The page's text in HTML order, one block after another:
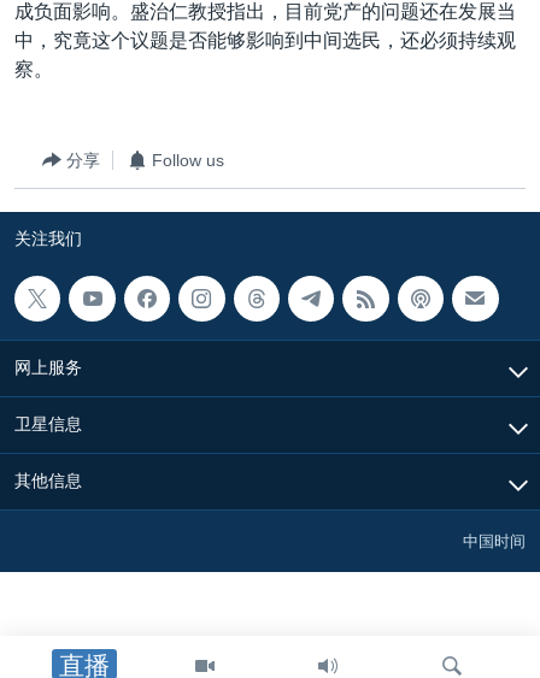
直播
成负面影响。盛治仁教授指出，目前党产的问题还在发展当
中，究竟这个议题是否能够影响到中间选民，还必须持续观
察。
分享 Follow us
关注我们
网上服务
卫星信息
其他信息
中国时间